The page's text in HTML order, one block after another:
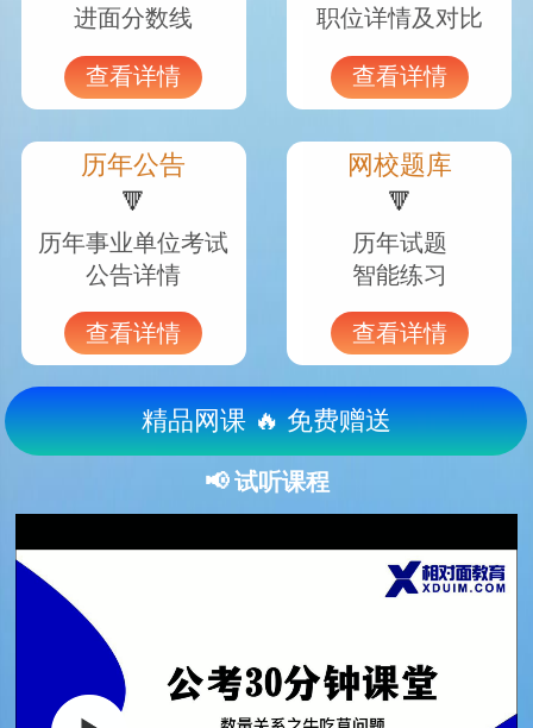
进面分数线
查看详情
职位详情及对比
查看详情
历年公告
🔻
历年事业单位考试
公告详情
查看详情
网校题库
🔻
历年试题
智能练习
查看详情
精品网课 🔥 免费赠送
📢 试听课程